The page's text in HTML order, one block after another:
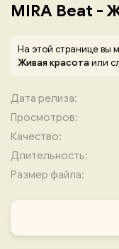
MIRA Beat -
На этой странице вы
Живая красотаили
Дата релиза:
Просмотров:
Качество:
Длительность:
Размер файла: